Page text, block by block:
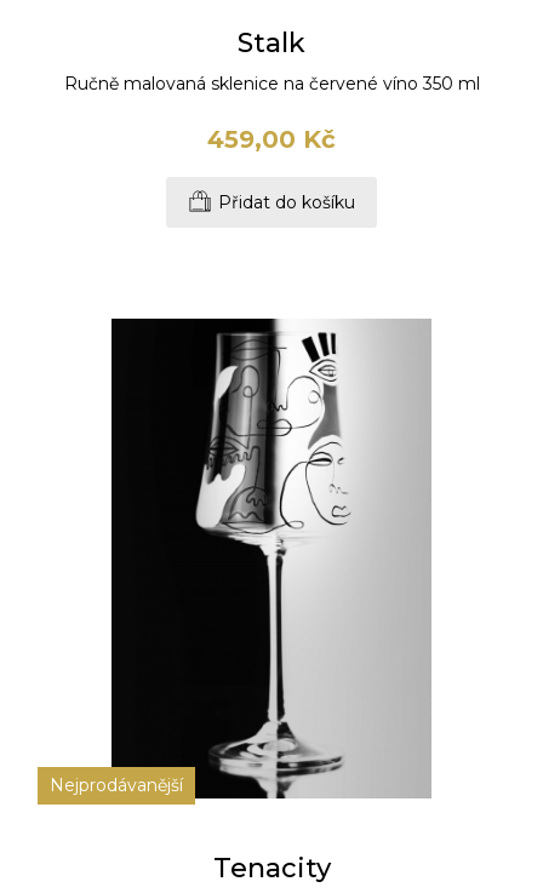
Stalk
Ručně malovaná sklenice na červené víno 350 ml
459,00 Kč
Přidat do košíku
Nejprodávanější
Tenacity